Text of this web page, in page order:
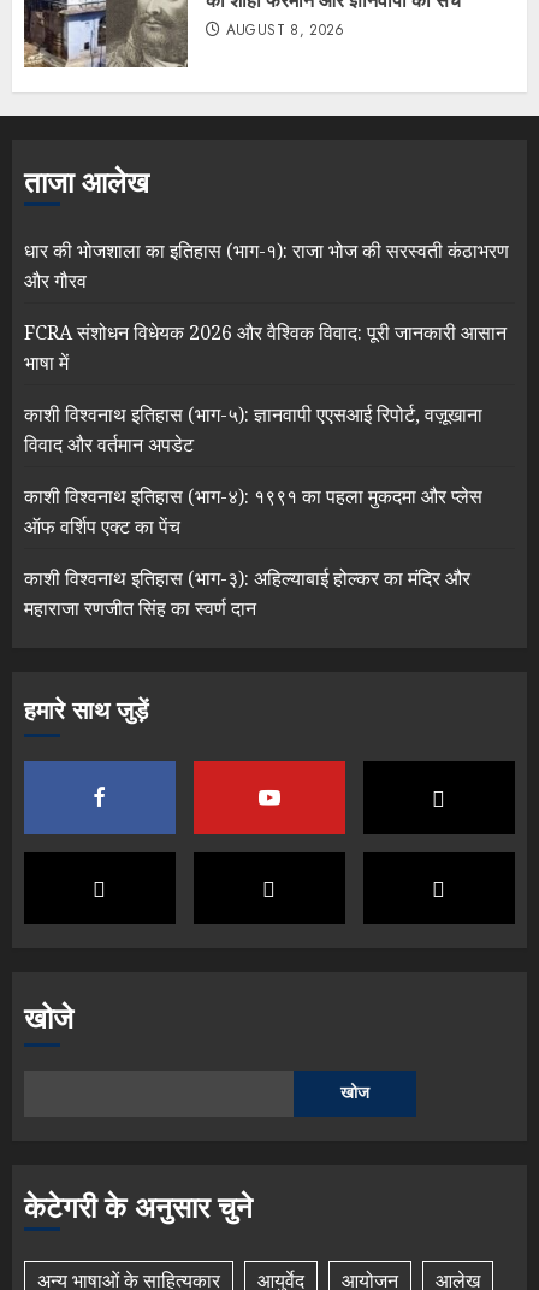
AUGUST 8, 2026
ताजा आलेख
धार की भोजशाला का इतिहास (भाग-१): राजा भोज की सरस्वती कंठाभरण
और गौरव
FCRA संशोधन विधेयक 2026 और वैश्विक विवाद: पूरी जानकारी आसान
भाषा में
काशी विश्वनाथ इतिहास (भाग-५): ज्ञानवापी एएसआई रिपोर्ट, वज़ूखाना
विवाद और वर्तमान अपडेट
काशी विश्वनाथ इतिहास (भाग-४): १९९१ का पहला मुकदमा और प्लेस
ऑफ वर्शिप एक्ट का पेंच
काशी विश्वनाथ इतिहास (भाग-३): अहिल्याबाई होल्कर का मंदिर और
महाराजा रणजीत सिंह का स्वर्ण दान
हमारे साथ जुड़ें
खोजे
खोज
केटेगरी के अनुसार चुने
अन्य भाषाओं के साहित्यकार आयुर्वेद आयोजन आलेख